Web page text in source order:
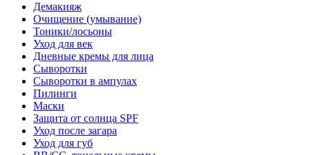
Демакияж
Очищение (умывание)
Тоники/лосьоны
Уход для век
Дневные кремы для лица
Сыворотки
Сыворотки в ампулах
Пилинги
Маски
Защита от солнца SPF
Уход после загара
Уход для губ